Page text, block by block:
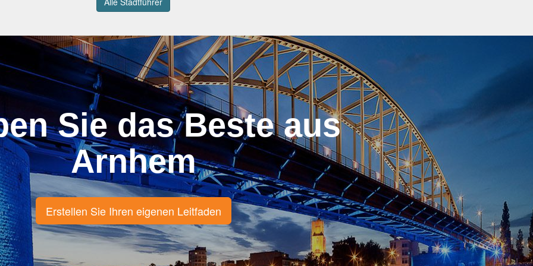
Sie das Beste aus
Arnhem
Erstellen Sie Ihren eigenen Leitfaden